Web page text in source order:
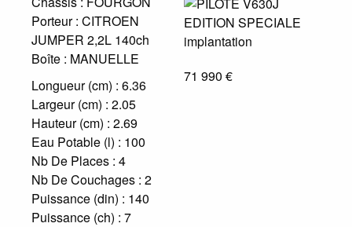
Porteur : CITROEN
JUMPER 2,2L 140ch
Boîte : MANUELLE
Longueur (cm) : 6.36
Largeur (cm) : 2.05
Hauteur (cm) : 2.69
Eau Potable (l) : 100
Nb De Places : 4
Nb De Couchages : 2
Puissance (din) : 140
Puissance (ch) : 7
71 990 €